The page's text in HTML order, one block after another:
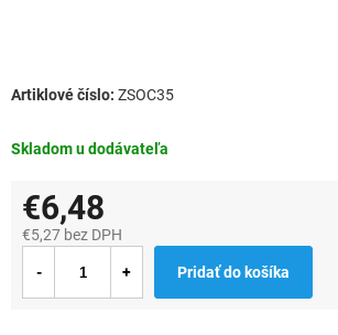
Skladom u dodávateľa
ZSOC35
€6,48
€5,27 bez DPH
cena:
Pridať do košíka